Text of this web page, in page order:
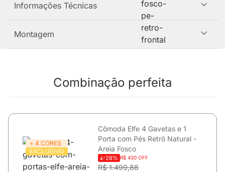
Informações Técnicas
Montagem
Combinação perfeita
+ 4 CORES
EXCLUSIVO
Cômoda Elfe 4 Gavetas e 1
Porta com Pés Retrô Natural -
Areia Fosco
-28% R$ 430 OFF
R$ 1.499,88